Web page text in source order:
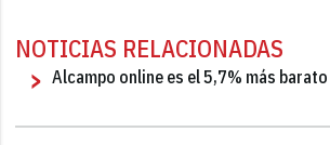
NOTICIAS RELACIONADAS
Alcampo online es el 5,7% más